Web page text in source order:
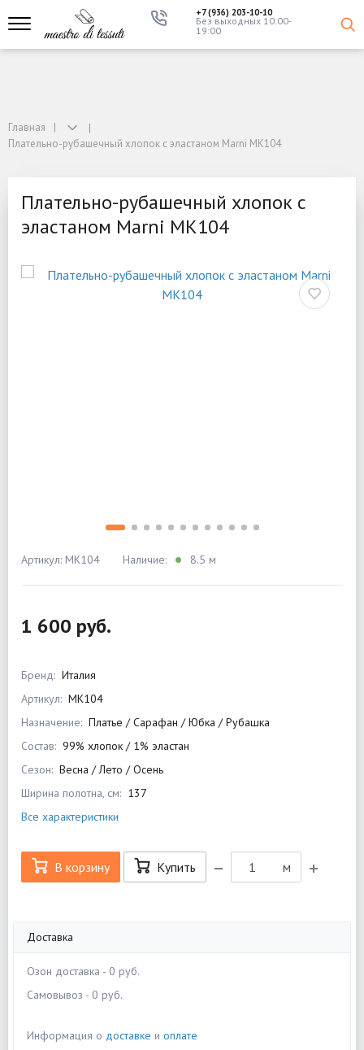
+7 (936) 203-10-10
Без выходных 10:00-
19:00
Главная
Плательно-рубашечный хлопок с эластаном Marni MK104
Плательно-рубашечный хлопок с
эластаном Marni MK104
Артикул: MK104 Наличие: 8.5 м
1 600 руб.
Бренд: Италия
Артикул: MK104
Назначение: Платье / Сарафан / Юбка / Рубашка
Состав: 99% хлопок / 1% эластан
Сезон: Весна / Лето / Осень
Ширина полотна, см: 137
Все характеристики
В корзину Купить м
Доставка
Озон доставка - 0 руб.
Самовывоз - 0 руб.
Информация о доставке и оплате